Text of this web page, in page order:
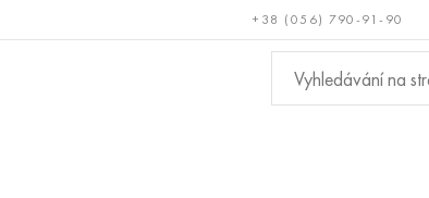
+38 (056) 790-91-90
Bronz, měď, Neželezné
kovy